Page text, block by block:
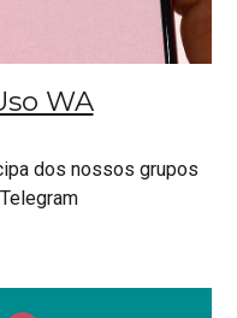
WA
dos nossos grupos